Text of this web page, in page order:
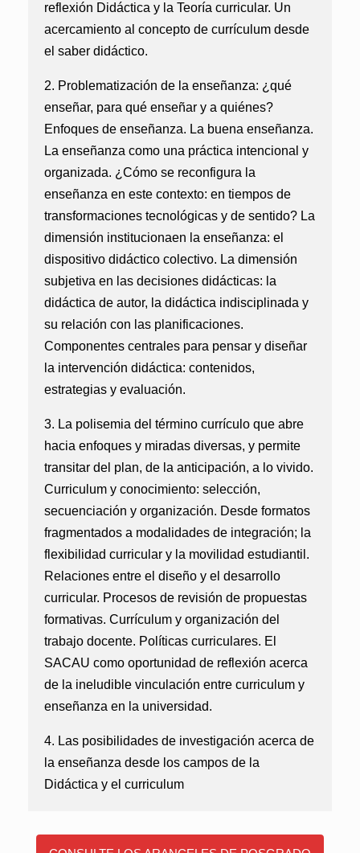
reflexión Didáctica y la Teoría curricular. Un
acercamiento al concepto de currículum desde
el saber didáctico.
2. Problematización de la enseñanza: ¿qué
enseñar, para qué enseñar y a quiénes?
Enfoques de enseñanza. La buena enseñanza.
La enseñanza como una práctica intencional y
organizada. ¿Cómo se reconfigura la
enseñanza en este contexto: en tiempos de
transformaciones tecnológicas y de sentido? La
dimensión institucionaen la enseñanza: el
dispositivo didáctico colectivo. La dimensión
subjetiva en las decisiones didácticas: la
didáctica de autor, la didáctica indisciplinada y
su relación con las planificaciones.
Componentes centrales para pensar y diseñar
la intervención didáctica: contenidos,
estrategias y evaluación.
3. La polisemia del término currículo que abre
hacia enfoques y miradas diversas, y permite
transitar del plan, de la anticipación, a lo vivido.
Curriculum y conocimiento: selección,
secuenciación y organización. Desde formatos
fragmentados a modalidades de integración; la
flexibilidad curricular y la movilidad estudiantil.
Relaciones entre el diseño y el desarrollo
curricular. Procesos de revisión de propuestas
formativas. Currículum y organización del
trabajo docente. Políticas curriculares. El
SACAU como oportunidad de reflexión acerca
de la ineludible vinculación entre curriculum y
enseñanza en la universidad.
4. Las posibilidades de investigación acerca de
la enseñanza desde los campos de la
Didáctica y el curriculum